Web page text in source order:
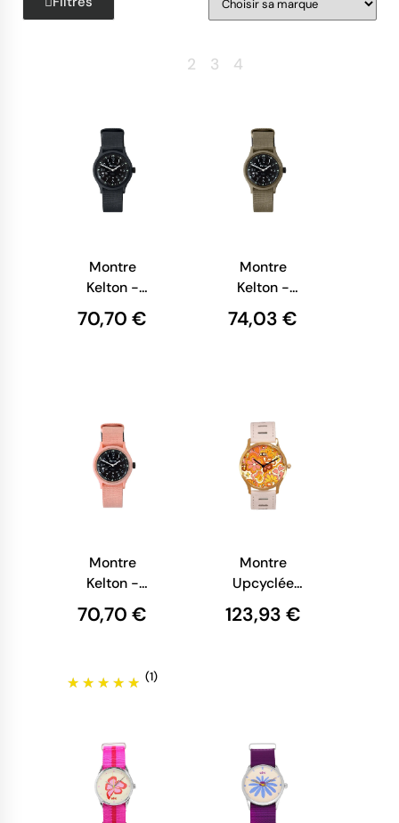
2 3 4
Montre
Kelton -
Jungle
Carbone
70,70 €
Montre
Kelton -
Jungle
Sumatra
74,03 €
Montre
Kelton -
Jungle Nude
70,70 €
(1)
Montre
Upcyclée
eHo -
Collection
123,93 €